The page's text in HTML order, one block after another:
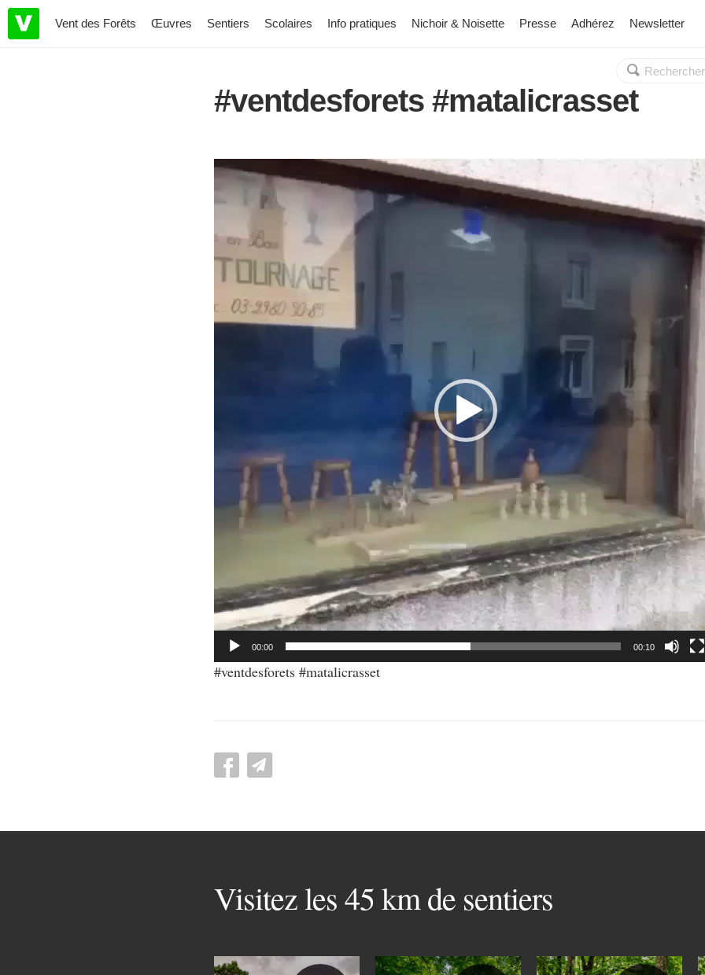
Vent des Forêts Œuvres Sentiers Scolaires Info pratiques Nichoir & Noisette Presse Adhérez Newsletter
Rechercher :
OK
#ventdesforets #matalicrasset
Lecteur
vidéo
00:00 00:10
#ventdesforets #matalicrasset
Visitez les 45 km de sentiers